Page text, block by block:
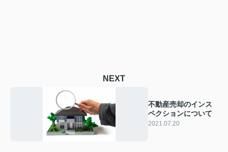
NEXT
不動産売却のインス
ペクションについて
2021.07.20